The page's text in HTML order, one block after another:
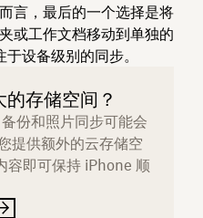
言，最后的一个选择是将
或工作文档移动到单独的
设备级别的同步。
存储空间？
份和照片同步可能会
提供额外的云存储空
容即可保持 iPhone 顺